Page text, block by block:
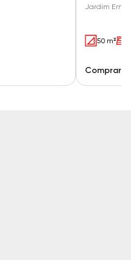
Jardim
50 m²
Comprar: